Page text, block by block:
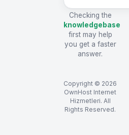
Checking the
knowledgebase
first may help
you get a faster
answer.
Copyright © 2026
OwnHost Internet
Hizmetleri. All
Rights Reserved.